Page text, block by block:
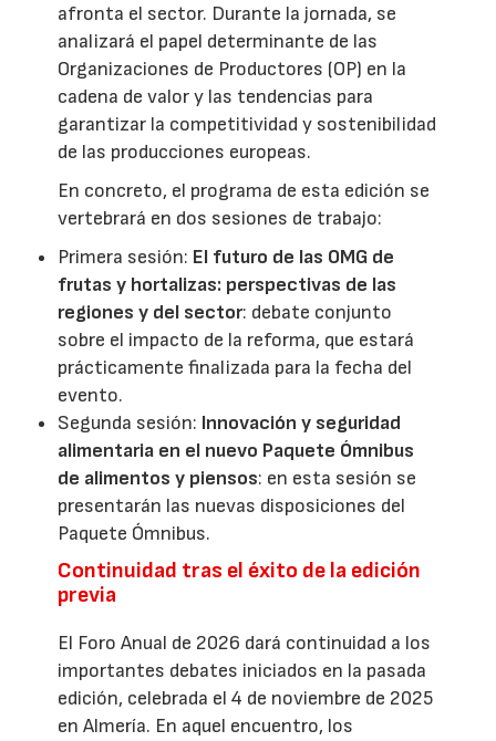
afronta el sector. Durante la jornada, se
analizará el papel determinante de las
Organizaciones de Productores (OP) en la
cadena de valor y las tendencias para
garantizar la competitividad y sostenibilidad
de las producciones europeas.
En concreto, el programa de esta edición se
vertebrará en dos sesiones de trabajo:
Primera sesión: El futuro de las OMG de
frutas y hortalizas: perspectivas de las
regiones y del sector: debate conjunto
sobre el impacto de la reforma, que estará
prácticamente finalizada para la fecha del
evento.
Segunda sesión: Innovación y seguridad
alimentaria en el nuevo Paquete Ómnibus
de alimentos y piensos: en esta sesión se
presentarán las nuevas disposiciones del
Paquete Ómnibus.
Continuidad tras el éxito de la edición
previa
El Foro Anual de 2026 dará continuidad a los
importantes debates iniciados en la pasada
edición, celebrada el 4 de noviembre de 2025
en Almería. En aquel encuentro, los